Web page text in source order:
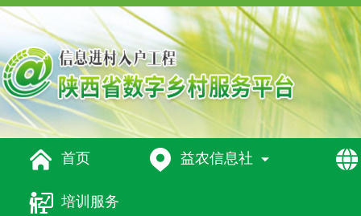
 首页  益农信息社 

 培训服务